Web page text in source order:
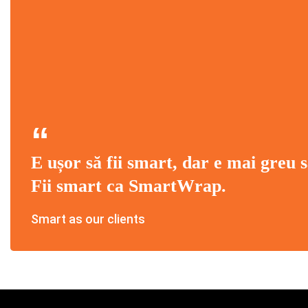
E ușor să fii smart, dar e mai greu
Fii smart ca SmartWrap.
Smart as our clients